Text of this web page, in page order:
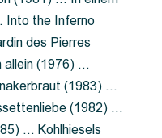
Into the Inferno
des Pierres
allein (1976) …
(1983) …
(1982) …
… Kohlhiesels